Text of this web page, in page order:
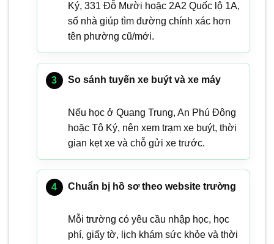
Ký, 331 Đỗ Mười hoặc 2A2 Quốc lộ 1A,
số nhà giúp tìm đường chính xác hơn
tên phường cũ/mới.
So sánh tuyến xe buýt và xe máy
Nếu học ở Quang Trung, An Phú Đông
hoặc Tô Ký, nên xem trạm xe buýt, thời
gian kẹt xe và chỗ gửi xe trước.
Chuẩn bị hồ sơ theo website trường
Mỗi trường có yêu cầu nhập học, học
phí, giấy tờ, lịch khám sức khỏe và thời